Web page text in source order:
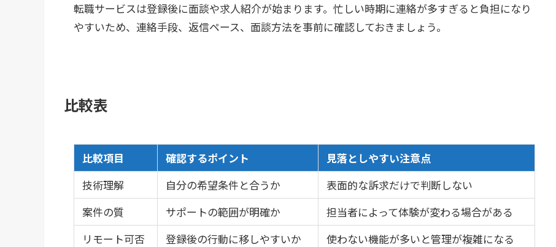
転職サービスは登録後に面談や求人紹介が始まります。忙しい時期に連絡が多すぎると負担になり
やすいため、連絡手段、返信ペース、面談方法を事前に確認しておきましょう。
比較表
比較項目 確認するポイント
見落としやすい注意点
技術理解
自分の希望条件と合うか
表面的な訴求だけで判断しない
案件の質
サポートの範囲が明確か
担当者によって体験が変わる場合がある
リモート可否
登録後の行動に移しやすいか 使わない機能が多いと管理が複雑になる